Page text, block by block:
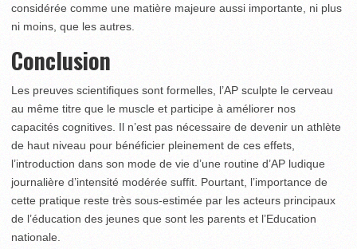
considérée comme une matière majeure aussi importante, ni plus
ni moins, que les autres.
Conclusion
Les preuves scientifiques sont formelles, l’AP sculpte le cer­veau
au même titre que le muscle et participe à améliorer nos
capacités cognitives. Il n’est pas nécessaire de devenir un athlète
de haut niveau pour bénéficier pleinement de ces effets,
l’introduction dans son mode de vie d’une routine d’AP ludique
journalière d’intensité modérée suffit. Pourtant, l’importance de
cette pratique reste très sous-estimée par les acteurs principaux
de l’éducation des jeunes que sont les parents et l’Education
nationale.